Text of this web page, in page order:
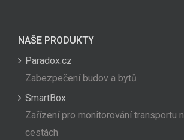
NAŠE PRODUKTY
Paradox.cz
Zabezpečení budov a bytů
SmartBox
Zařízení pro monitorování transportu
cestách